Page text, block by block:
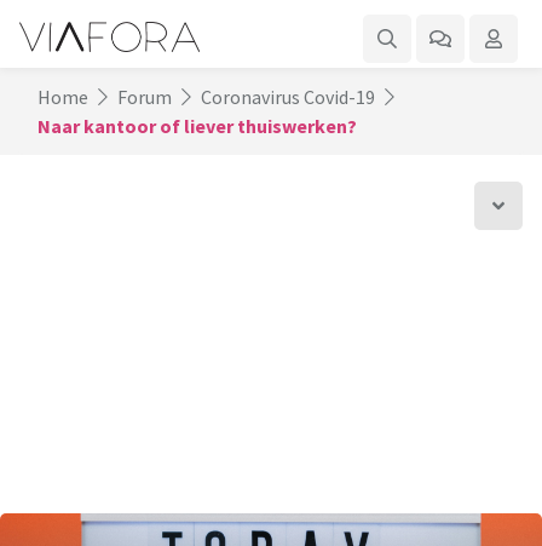
Home Forum
Coronavirus Covid-19
Naar kantoor of liever thuiswerken?